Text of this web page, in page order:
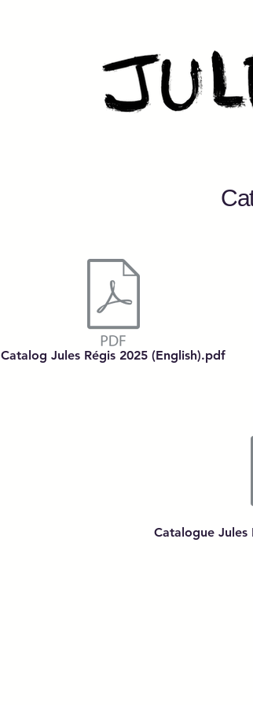
Catalog Jules Régis 2025 (English).pdf
Catalogue Jules